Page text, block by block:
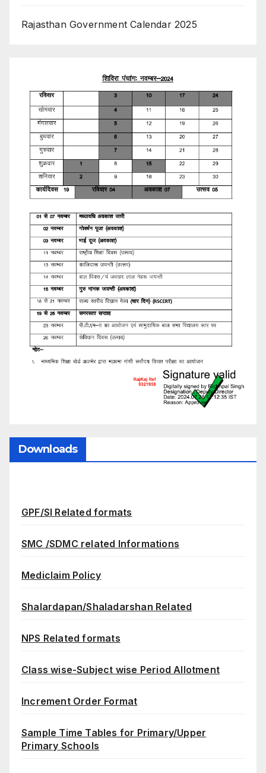
Rajasthan Government Calendar 2025
Downloads
GPF/SI Related formats
SMC /SDMC related Informations
Mediclaim Policy
Shalardapan/Shaladarshan Related
NPS Related formats
Class wise-Subject wise Period Allotment
Increment Order Format
Sample Time Tables for Primary/Upper
Primary Schools